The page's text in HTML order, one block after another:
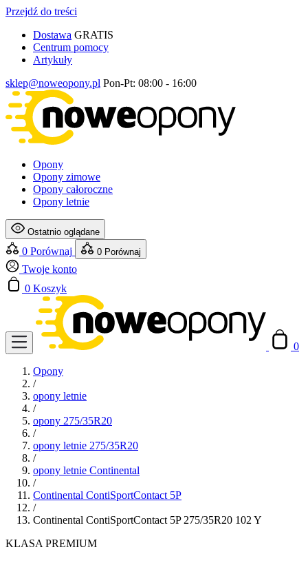
Przejdź do treści
Dostawa GRATIS
Centrum pomocy
Artykuły
sklep@noweopony.pl Pon-Pt: 08:00 - 16:00
Opony
Opony zimowe
Opony całoroczne
Opony letnie
Ostatnio oglądane
0 Porównaj 0 Porównaj
Twoje konto
0 Koszyk
0
Opony
/
opony letnie
/
opony 275/35R20
/
opony letnie 275/35R20
/
opony letnie Continental
/
Continental ContiSportContact 5P
/
Continental ContiSportContact 5P 275/35R20 102 Y
KLASA PREMIUM